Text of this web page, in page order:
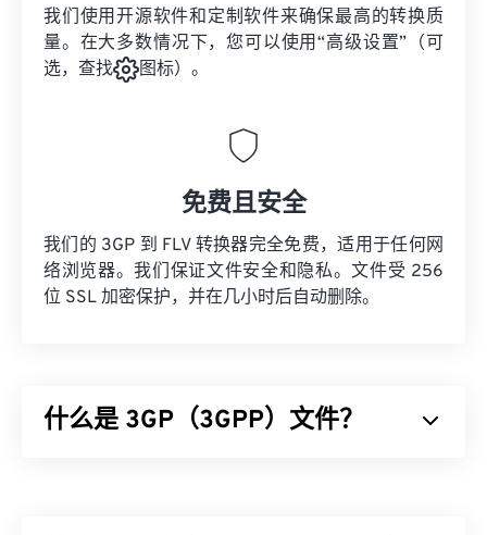
我们使用开源软件和定制软件来确保最高的转换质
量。在大多数情况下，您可以使用“高级设置”（可
选，查找
图标）。
免费且安全
我们的 3GP 到 FLV 转换器完全免费，适用于任何网
络浏览器。我们保证文件安全和隐私。文件受 256
位 SSL 加密保护，并在几小时后自动删除。
什么是 3GP（3GPP）文件？